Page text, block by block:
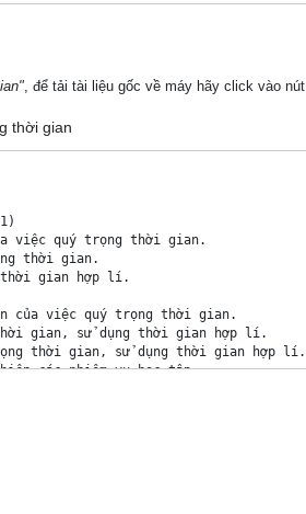
, để tải tài liệu gốc về máy hãy click vào nút
thời gian